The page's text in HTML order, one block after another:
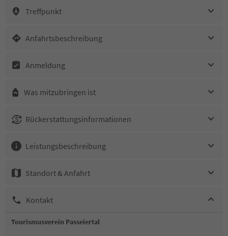
Treffpunkt
Anfahrtsbeschreibung
Anmeldung
Was mitzubringen ist
Rückerstattungsinformationen
Leistungsbeschreibung
Standort & Anfahrt
Kontakt
Tourismusverein Passeiertal